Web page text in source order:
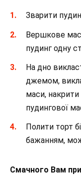
Зварити
Вершкове
пудинг одну
На дно
джемом,
маси,
пудингової
Полити торт
бажанням,
Смачного Вам